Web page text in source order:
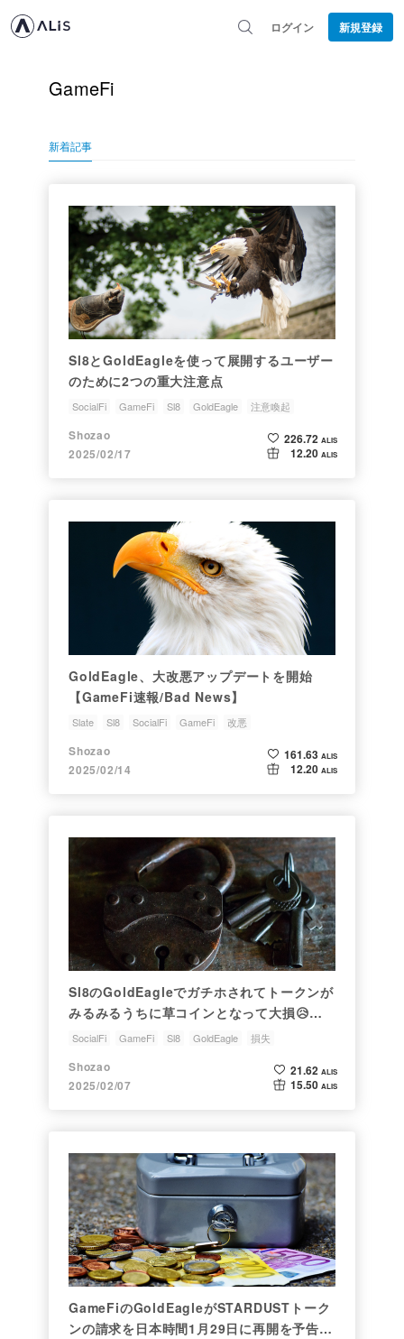
ログイン 新規登録
GameFi
新着記事
Sl8とGoldEagleを使って展開するユーザー
のために2つの重大注意点
SocialFi GameFi Sl8 GoldEagle 注意喚起
Shozao
2025/02/17
226.72 ALIS
12.20 ALIS
GoldEagle、大改悪アップデートを開始
【GameFi速報/Bad News】
Slate Sl8 SocialFi GameFi 改悪
Shozao
2025/02/14
161.63 ALIS
12.20 ALIS
Sl8のGoldEagleでガチホされてトークンが
みるみるうちに草コインとなって大損😥💸
💸💸
SocialFi GameFi Sl8 GoldEagle 損失
Shozao
2025/02/07
21.62 ALIS
15.50 ALIS
GameFiのGoldEagleがSTARDUSTトーク
ンの請求を日本時間1月29日に再開を予告